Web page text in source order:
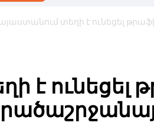
տեղի է ունեցել
է ունեցել